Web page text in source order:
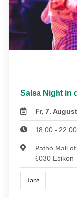
Salsa Night in
Fr, 7.
18:00 -
Pathé Mall
6030 Ebikon
Tanz